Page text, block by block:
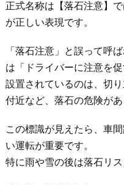
正式名称は【落石注意】
が正しい表現です。
「落石注意」と誤って呼
は「ドライバーに注意を促
設置されているのは、切
付近など、落石の危険があ
この標識が見えたら、車
い運転が重要です。
特に雨や雪の後は落石リス